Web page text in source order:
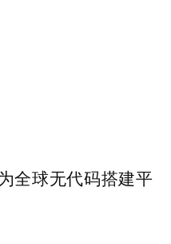
全球无代码搭建平